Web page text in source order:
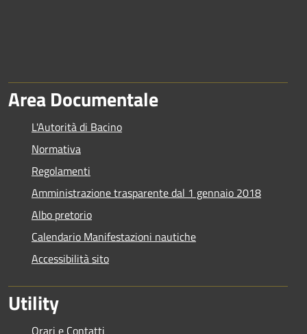
Area Documentale
L'Autorità di Bacino
Normativa
Regolamenti
Amministrazione trasparente dal 1 gennaio 2018
Albo pretorio
Calendario Manifestazioni nautiche
Accessibilità sito
Utility